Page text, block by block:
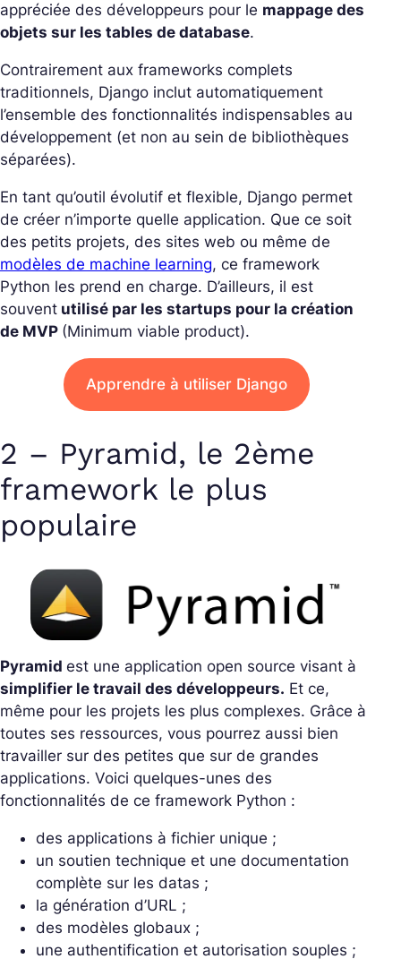
appréciée des développeurs pour le mappage des
objets sur les tables de database.
Contrairement aux frameworks complets
traditionnels, Django inclut automatiquement
l’ensemble des fonctionnalités indispensables au
développement (et non au sein de bibliothèques
séparées).
En tant qu’outil évolutif et flexible, Django permet
de créer n’importe quelle application. Que ce soit
des petits projets, des sites web ou même de
modèles de machine learning, ce framework
Python les prend en charge. D’ailleurs, il est
souvent utilisé par les startups pour la création
de MVP (Minimum viable product).
Apprendre à utiliser Django
2 – Pyramid, le 2ème
framework le plus
populaire
Pyramid est une application open source visant à
simplifier le travail des développeurs. Et ce,
même pour les projets les plus complexes. Grâce à
toutes ses ressources, vous pourrez aussi bien
travailler sur des petites que sur de grandes
applications. Voici quelques-unes des
fonctionnalités de ce framework Python :
des applications à fichier unique ;
un soutien technique et une documentation
complète sur les datas ;
la génération d’URL ;
des modèles globaux ;
une authentification et autorisation souples ;